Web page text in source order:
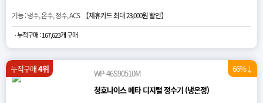
기능 : 냉수, 온수, 정수, ACS 【제휴카드 최대 23,000원 할인】
· 누적구매 : 167,623개 구매
누적구매4위
WP-46S90510M
청호나이스 메타 디지털 정수기 (냉온정)
66%↓